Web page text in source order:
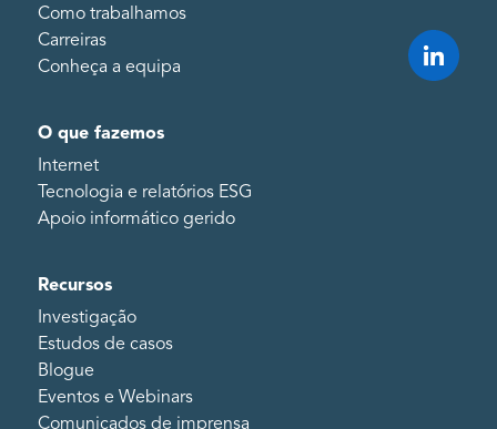
Como trabalhamos
Carreiras
Conheça a equipa
O que fazemos
Internet
Tecnologia e relatórios ESG
Apoio informático gerido
Recursos
Investigação
Estudos de casos
Blogue
Eventos e Webinars
Comunicados de imprensa